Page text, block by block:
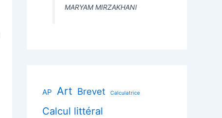
MARYAM MIRZAKHANI
AP Art Brevet Calculatrice
Calcul littéral